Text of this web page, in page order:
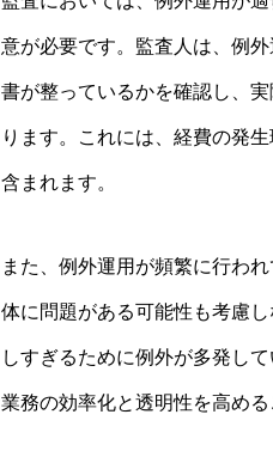
意が必要です。監査人は、例
書が整っているかを確認し、
ります。これには、経費の発
含まれます。
また、例外運用が頻繁に行わ
体に問題がある可能性も考慮
しすぎるために例外が多発し
業務の効率化と透明性を高める